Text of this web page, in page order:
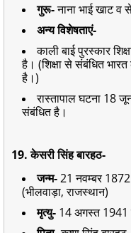
गुरू-नाना भाई खाट व
अन्य विशेषताएं-
काली बाई पुरस्कार
है। (शिक्षा से संबंधित
है।)
रास्तापाल घटना 18
संबंधित है।
19. केसरी सिंह बारहठ-
जन्म-21 नवम्बर 1872
(भीलवाड़ा, राजस्थान)
मृत्यु- 14 अगस्त 1941